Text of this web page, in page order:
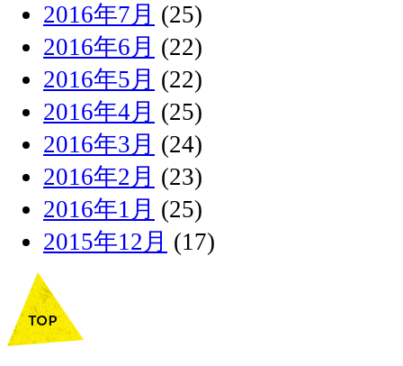
2016年7月 (25)
2016年6月 (22)
2016年5月 (22)
2016年4月 (25)
2016年3月 (24)
2016年2月 (23)
2016年1月 (25)
2015年12月 (17)